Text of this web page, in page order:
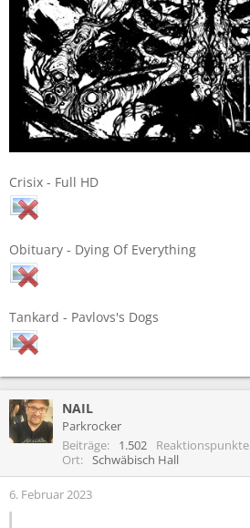
Crisix - Full HD
Obituary - Dying Of Everything
Tankard - Pavlovs's Dogs
NAIL
Parkrocker
Beiträge
1.502 Reaktionspunkte
Ort
Schwäbisch Hall
6. Februar 2023